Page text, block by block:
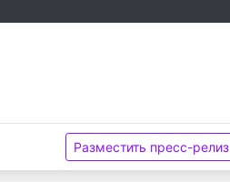
Разместить пресс-релиз